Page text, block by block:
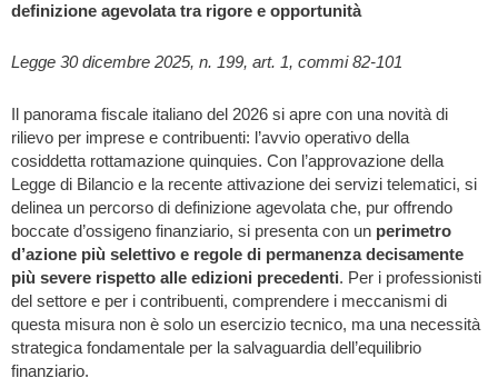
definizione agevolata tra rigore e opportunità
Legge 30 dicembre 2025, n. 199, art. 1, commi 82-101
Il panorama fiscale italiano del 2026 si apre con una novità di
rilievo per imprese e contribuenti: l’avvio operativo della
cosiddetta rottamazione quinquies. Con l’approvazione della
Legge di Bilancio e la recente attivazione dei servizi telematici, si
delinea un percorso di definizione agevolata che, pur offrendo
boccate d’ossigeno finanziario, si presenta con un perimetro
d’azione più selettivo e regole di permanenza decisamente
più severe rispetto alle edizioni precedenti. Per i professionisti
del settore e per i contribuenti, comprendere i meccanismi di
questa misura non è solo un esercizio tecnico, ma una necessità
strategica fondamentale per la salvaguardia dell’equilibrio
finanziario.